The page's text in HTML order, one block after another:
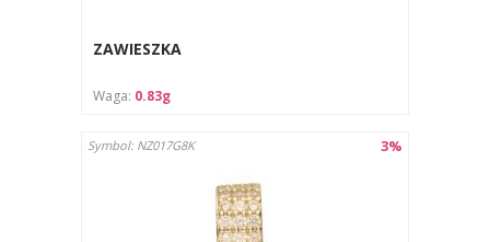
ZAWIESZKA
Waga: 0.83g
3%
Symbol: NZ017G8K